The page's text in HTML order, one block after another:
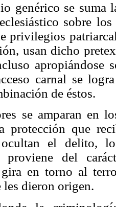
genérico se suma
sobre
privilegios
usan dicho
apropiándose
carnal se
de éstos.
se amparan en
protección que
ocultan el delito,
proviene del
en torno al
les dieron origen.